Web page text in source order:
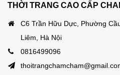
THỜI TRANG CAO CẤP
C6 Trần Hữu Dực, Phường
Liêm, Hà Nội
0816499096